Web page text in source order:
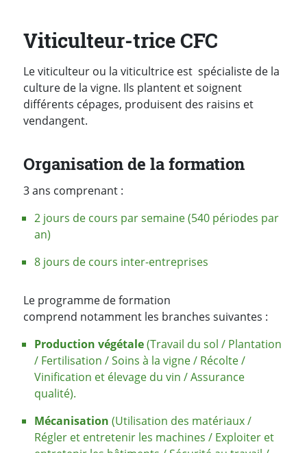
Viticulteur-trice CFC
Le viticulteur ou la viticultrice est spécialiste de la
culture de la vigne. Ils plantent et soignent
différents cépages, produisent des raisins et
vendangent.
Organisation de la formation
3 ans comprenant :
2 jours de cours par semaine (540 périodes par
an)
8 jours de cours inter-entreprises
Le programme de formation
comprend notamment les branches suivantes :
Production végétale(Travail du sol / Plantation
/ Fertilisation / Soins à la vigne / Récolte /
Vinification et élevage du vin / Assurance
qualité).
Mécanisation (Utilisation des matériaux /
Régler et entretenir les machines / Exploiter et